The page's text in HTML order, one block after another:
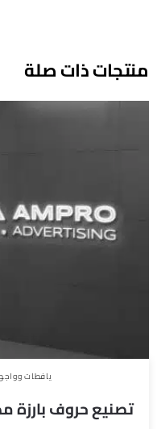
منتجات ذات صلة
يافطات
تصنيع حروف بارزة